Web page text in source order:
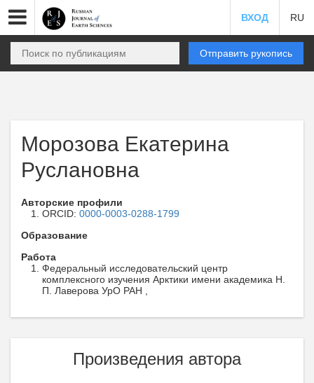
ВХОД RU
Отправить рукопись
Морозова Екатерина
Руслановна
Авторские профили
ORCID: 0000-0003-0288-1799
Образование
Работа
Федеральный исследовательский центр
комплексного изучения Арктики имени академика Н.
П. Лаверова УрО РАН ,
Произведения автора